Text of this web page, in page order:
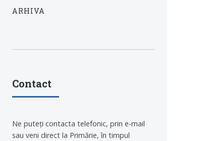
ARHIVA
Contact
Ne puteți contacta telefonic, prin e-mail
sau veni direct la Primărie, în timpul